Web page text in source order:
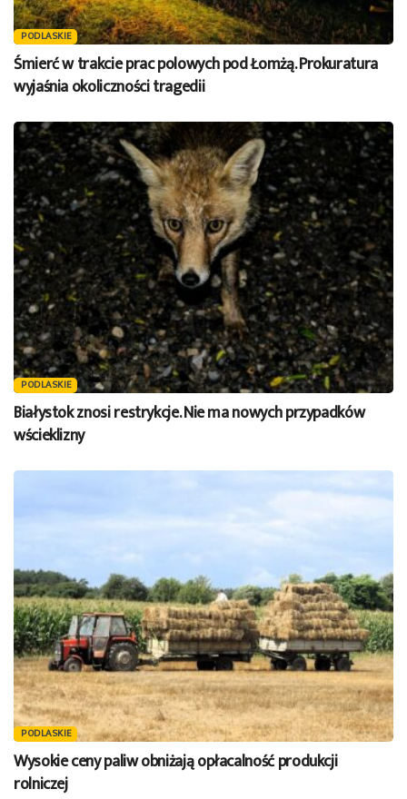
PODLASKIE
Śmierć w trakcie prac polowych pod Łomżą. Prokuratura
wyjaśnia okoliczności tragedii
PODLASKIE
Białystok znosi restrykcje. Nie ma nowych przypadków
wścieklizny
PODLASKIE
Wysokie ceny paliw obniżają opłacalność produkcji
rolniczej